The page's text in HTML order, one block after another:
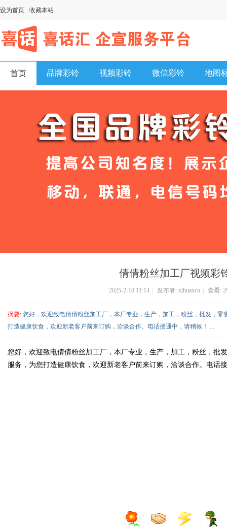
设为首页 收藏本站
首页 品牌彩铃 视频彩铃 微信彩铃 地图
倩倩粉丝加工厂视频彩
2025-2-10 11:14 发布者: xihuaxcn 查看:
摘要: 您好，欢迎致电倩倩粉丝加工厂，本厂专业，生产，加工，粉丝，批发，
打造健康饮食，欢迎新老客户前来订购，洽谈合作。电话接通中，请稍候！ ...
您好，欢迎致电倩倩粉丝加工厂，本厂专业，生产，加工，粉丝，批
服务，为您打造健康饮食，欢迎新老客户前来订购，洽谈合作。电话